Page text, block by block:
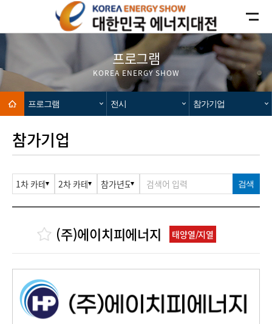
본문으로 가기
주메뉴로 가기
카피라이트로 가기
프로그램
KOREA ENERGY SHOW
프로그램 전시 참가기업
참가기업
검색
(주)에이치피에너지 태양열/지열